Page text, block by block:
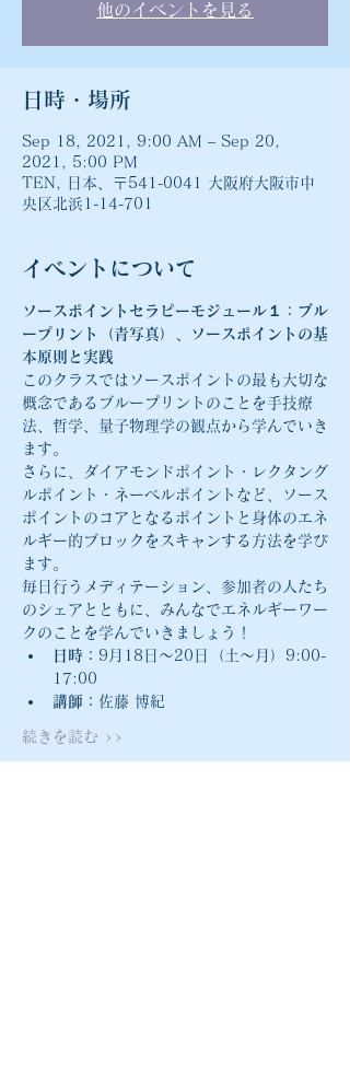
他のイベントを見る
日時・場所
Sep 18, 2021, 9:00 AM – Sep 20,
2021, 5:00 PM
TEN, 日本、〒541-0041 大阪府大阪市中
央区北浜1-14-701
イベントについて
ソースポイントセラピーモジュール１：ブル
ープリント（青写真）、ソースポイントの基
本原則と実践
このクラスではソースポイントの最も大切な
概念であるブループリントのことを手技療
法、哲学、量子物理学の観点から学んでいき
ます。
さらに、ダイアモンドポイント・レクタング
ルポイント・ネーベルポイントなど、ソース
ポイントのコアとなるポイントと身体のエネ
ルギー的ブロックをスキャンする方法を学び
ます。
毎日行うメディテーション、参加者の人たち
のシェアとともに、みんなでエネルギーワー
クのことを学んでいきましょう！
日時： 9月18日〜20日（土〜月）9:00-
17:00
講師： 佐藤 博紀
続きを読む >>